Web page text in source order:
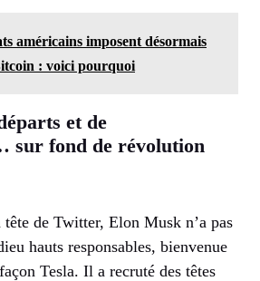
américains imposent désormais
: voici pourquoi
et de
sur fond de révolution
de Twitter, Elon Musk n’a pas
hauts responsables, bienvenue
Tesla. Il a recruté des têtes